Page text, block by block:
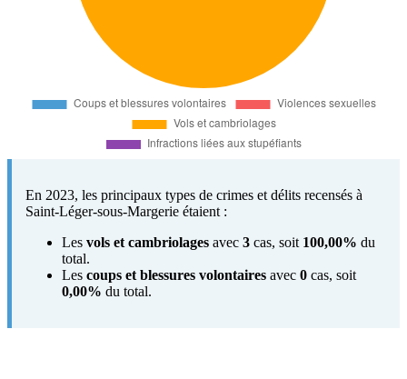
En 2023, les principaux types de crimes et délits recensés à
Saint-Léger-sous-Margerie étaient :
Les vols et cambriolages avec 3 cas, soit 100,00% du
total.
Les coups et blessures volontaires avec 0 cas, soit
0,00% du total.